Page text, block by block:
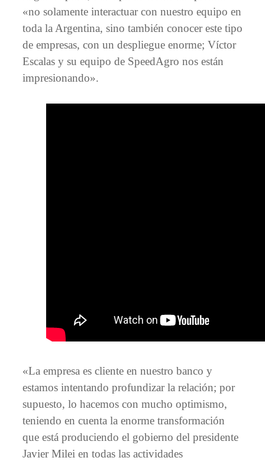
«no solamente interactuar con nuestro equipo en
toda la Argentina, sino también conocer este tipo
de empresas, con un despliegue enorme; Víctor
Escalas y su equipo de SpeedAgro nos están
impresionando».
«La empresa es cliente en nuestro banco y
estamos intentando profundizar la relación; por
supuesto, lo hacemos con mucho optimismo,
teniendo en cuenta la enorme transformación
que está produciendo el gobierno del presidente
Javier Milei en todas las actividades